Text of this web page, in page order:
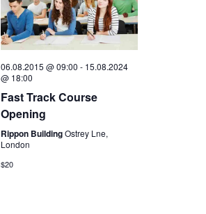
06.08.2015 @ 09:00 - 15.08.2024
@ 18:00
Fast Track Course
Opening
Rippon BuildingOstrey Lne,
London
$20